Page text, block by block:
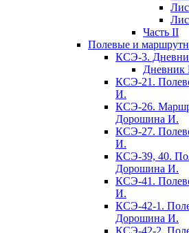
Часть II
Полевые и
КСЭ-3.
КСЭ-21.
И.
КСЭ-26.
Дорошина И.
КСЭ-27.
И.
КСЭ-39, 40.
Дорошина И.
КСЭ-41.
И.
КСЭ-42-1.
Дорошина И.
КСЭ-42-2.